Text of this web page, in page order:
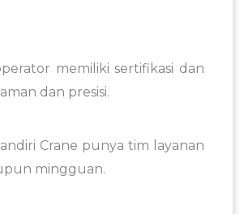
memiliki sertifikasi dan
dan presisi.
Crane punya tim layanan
mingguan.